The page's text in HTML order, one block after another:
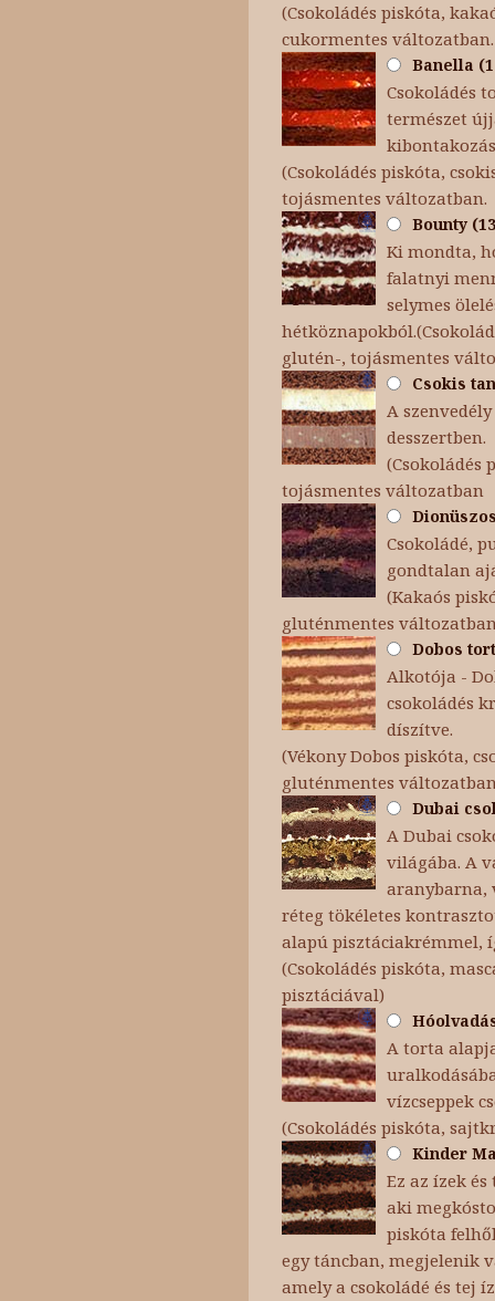
(Csokoládés piskóta,
cukormentes változatban.
Banella
Csokoládés
természet
(Csokoládés piskóta,
tojásmentes változatban.
Bounty
Ki mondta,
falatnyi
selymes
glutén-, tojásmentes
Csokis
A
desszertben.
(Csokoládés
tojásmentes változatban
Csokoládé,
gondtalan
(Kakaós
gluténmentes
Dobos
Alkotója -
csokoládés
díszítve.
(Vékony Dobos piskóta,
gluténmentes
Dubai
A Dubai
világába. A
aranybarna,
réteg tökéletes
alapú pisztáciakrémmel,
(Csokoládés piskóta,
pisztáciával)
A torta
vízcseppek
(Csokoládés piskóta,
Kinder
Ez az ízek
aki
piskóta
egy táncban, megjelenik
amely a csokoládé és tej